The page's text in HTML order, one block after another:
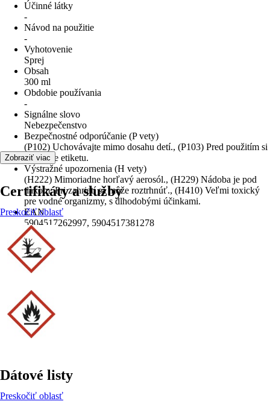
Účinné látky
-
Návod na použitie
-
Vyhotovenie
Sprej
Obsah
300 ml
Obdobie používania
-
Signálne slovo
Nebezpečenstvo
Bezpečnostné odporúčanie (P vety)
(P102) Uchovávajte mimo dosahu detí., (P103) Pred použitím si
prečítajte etiketu.
Výstražné upozornenia (H vety)
(H222) Mimoriadne horľavý aerosól., (H229) Nádoba je pod
tlakom: Pri zahriatí sa môže roztrhnúť., (H410) Veľmi toxický
pre vodné organizmy, s dlhodobými účinkami.
EAN
5904517262997, 5904517381278
Zobraziť viac
Certifikáty a služby
Preskočiť oblasť
Dátové listy
Preskočiť oblasť